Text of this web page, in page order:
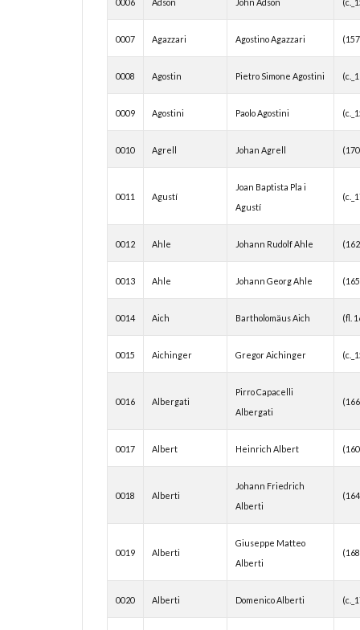
0007 Agazzari Agostino Agazzari
0008 Agostin Pietro Simone Agostini
0009 Agostini Paolo Agostini
0010 Agrell Johan Agrell
0011 Agustí
Joan Baptista Pla i
Agustí
0012 Ahle Johann Rudolf Ahle
0013 Ahle Johann Georg Ahle
0014 Aich Bartholomäus Aich (fl.
0015 Aichinger Gregor Aichinger
0016 Albergati
Pirro Capacelli
Albergati
0017 Albert Heinrich Albert
0018 Alberti
Johann Friedrich
Alberti
0019 Alberti
Giuseppe Matteo
Alberti
0020 Alberti Domenico Alberti